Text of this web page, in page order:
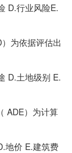
D.行业风险E.
为依据评估出
D.土地级别 E.
ADE）为计算
地价 E.建筑费